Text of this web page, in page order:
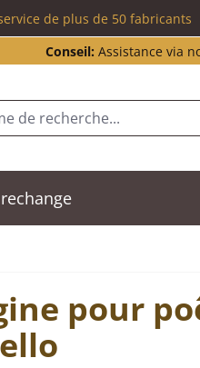
de plus de 50 fabricants
Conseil: Assistance via
pour